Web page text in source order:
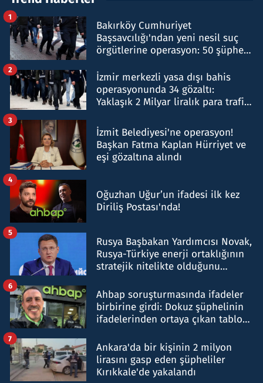
Bakırköy Cumhuriyet
Başsavcılığı'ndan yeni nesil suç
örgütlerine operasyon: 50 şüpheli
1
İzmir merkezli yasa dışı bahis
operasyonunda 34 gözaltı:
Yaklaşık 2 Milyar liralık para trafiği
2
İzmit Belediyesi'ne operasyon!
Başkan Fatma Kaplan Hürriyet ve
eşi gözaltına alındı
3
Oğuzhan Uğur’un ifadesi ilk kez
Diriliş Postası'nda!
4
Rusya Başbakan Yardımcısı Novak,
Rusya-Türkiye enerji ortaklığının
stratejik nitelikte olduğunu
5
Ahbap soruşturmasında ifadeler
birbirine girdi: Dokuz şüphelinin
ifadelerinden ortaya çıkan tablo
6
Ankara'da bir kişinin 2 milyon
lirasını gasp eden şüpheliler
Kırıkkale'de yakalandı
7